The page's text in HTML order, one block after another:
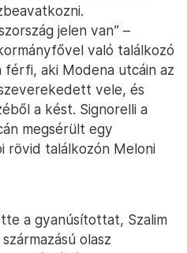
jelen van” –
való találkozó
férfi, aki Modena utcáin az
vele, és
a kést. Signorelli a
megsérült egy
rövid találkozón Meloni
a gyanúsítottat, Szalim
olasz